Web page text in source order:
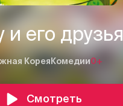
его друзья
Корея Комедии0+
Смотреть